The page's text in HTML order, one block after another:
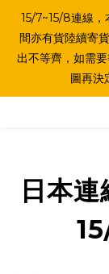
15/7~15/8連線
間亦有貨陸續寄
出不等齊，如需
圖再決
日本